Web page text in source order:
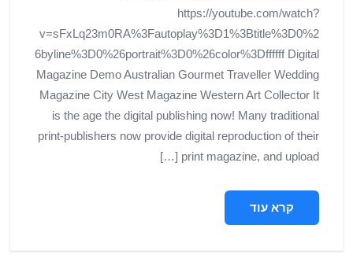
https://youtube.com/watch?
v=sFxLq23m0RA%3Fautoplay%3D1%3Btitle%3D0%2
6byline%3D0%26portrait%3D0%26color%3Dffffff Digital
Magazine Demo Australian Gourmet Traveller Wedding
Magazine City West Magazine Western Art Collector It
is the age the digital publishing now! Many traditional
print-publishers now provide digital reproduction of their
print magazine, and upload […]
קרא עוד